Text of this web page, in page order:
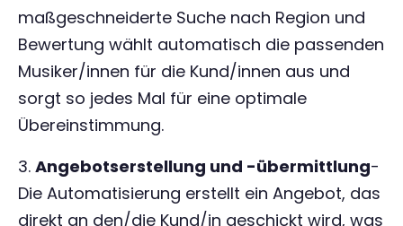
maßgeschneiderte Suche nach Region und
Bewertung wählt automatisch die passenden
Musiker/innen für die Kund/innen aus und
sorgt so jedes Mal für eine optimale
Übereinstimmung.
3. Angebotserstellung und -übermittlung-
Die Automatisierung erstellt ein Angebot, das
direkt an den/die Kund/in geschickt wird, was